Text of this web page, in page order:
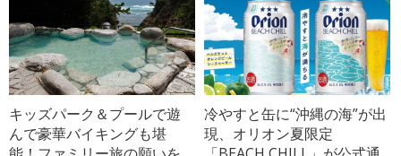
キッズパーク＆プールで遊
んで豪華バイキングも堪
冷やすと缶に“沖縄の海”が出
現、オリオン夏限定